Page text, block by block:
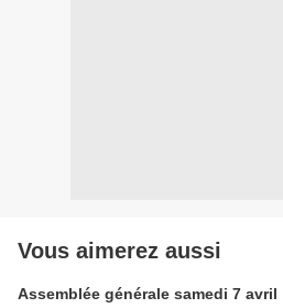
Vous aimerez aussi
Assemblée générale samedi 7 avril